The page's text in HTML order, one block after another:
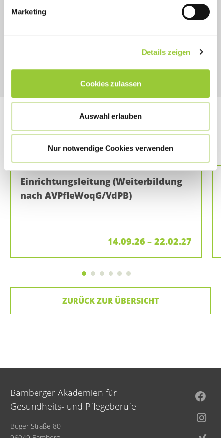
Marketing
Details zeigen
Cookies zulassen
Auswahl erlauben
Nur notwendige Cookies verwenden
Ann-Sophie von Castell
ann.castell@bamberger-akademien.de
Das könnte Sie auch interessieren:
Einrichtungsleitung (Weiterbildung
nach AVPfleWoqG/VdPB)
14.09.26 – 22.02.27
ZURÜCK ZUR ÜBERSICHT
Bamberger Akademien für
Gesundheits- und Pflegeberufe
Buger Straße 80